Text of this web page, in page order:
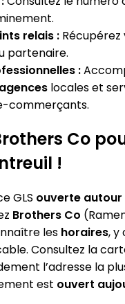
relais : Récupérez
partenaire.
:
agences locales et
commerçants.
Co
!
GLS ouverte autour
Brothers Co
les horaires, y
Consultez la
l’adresse la
est ouvert